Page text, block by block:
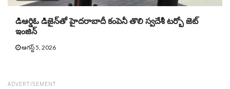
డిఆర్డిఓ డిజైన్‌తో హైదరాబాదీ కంపెనీ తొలి స్వదేశీ టర్బో జెట్‌
ఇంజిన్‌
ఆగస్ట్ 5, 2026
ADVERTISEMENT